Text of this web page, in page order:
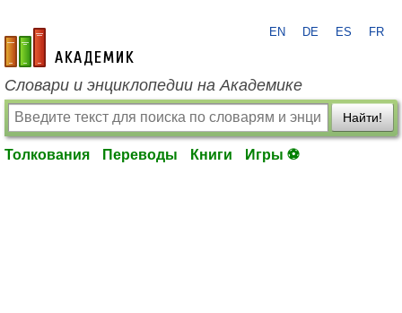
academic.ru
EN DE ES FR
Словари и энциклопедии на Академике
Найти!
Толкования Переводы Книги Игры ⚽